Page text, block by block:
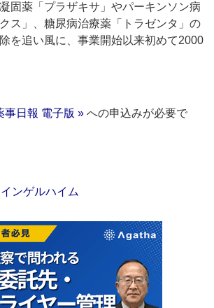
固薬「プラザキサ」やパーキンソン病
ス」、糖尿病治療薬「トラゼンタ」の
を追い風に、事業開始以来初めて2000
事日報 電子版 » への申込みが必要で
ンゲルハイム